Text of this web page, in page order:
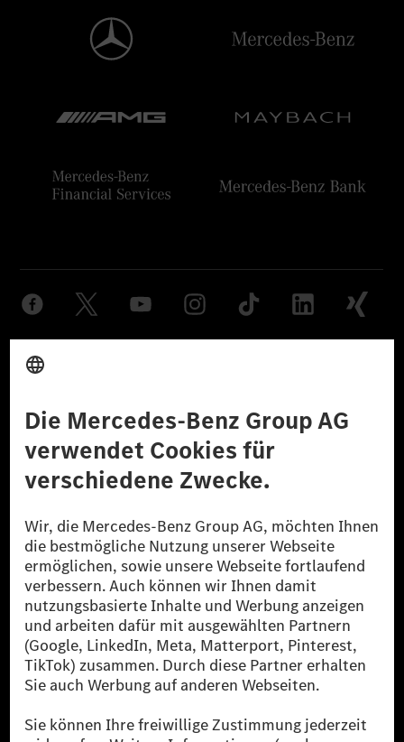
© 2026 Mercedes-Benz Group AG. Alle Rechte vorbehalten.
reduzierte CO₂-Emissionen bei der Mercedes-Benz Group durch
zertifizierte Ausgleichsprojekte kompensiert werden.
[2] Renewable Charging ist ein integraler Bestandteil von MB.CHARGE
Public in Europa, den USA, Kanada und China. Sofern an der jeweiligen
Ladestation noch kein Strom aus erneuerbaren Energien vorliegt,
verwendet Renewable Charging Grünstromzertifikate*. Diese stellen
sicher, dass für Ladevorgänge über MB.CHARGE Public eine äquivalente
Strommenge aus erneuerbaren Energien ins Stromnetz eingespeist wird.
Sie stammen ausschließlich aus Wind- und Solarkraftanlagen, die jünger
als sechs Jahre sind.
* Inkl. EKOenergy Ökolabel
* Die angegebenen Werte wurden nach dem vorgeschriebenen
Messverfahren WLTP (Worldwide harmonised Light vehicles Test